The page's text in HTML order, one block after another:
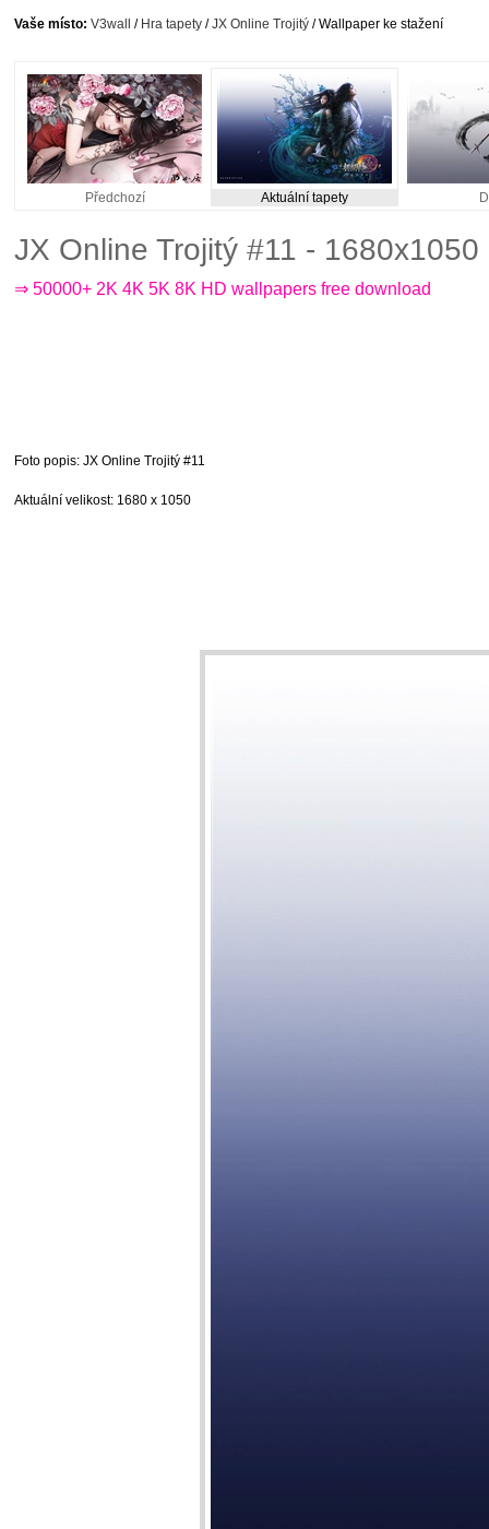
Vaše místo: V3wall / Hra tapety /JX Online Trojitý / Wallpaper ke stažení
Předchozí Aktuální tapety
JX Online Trojitý #11 - 1680x1050
⇒ 50000+ 2K 4K 5K 8K HD wallpapers free download
Foto popis: JX Online Trojitý #11
Aktuální velikost: 1680 x 1050